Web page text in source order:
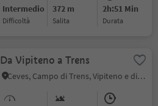
Intermedio
Difficoltà
372 m
Salita
2h:51 Min
durata
Da Vipiteno a Trens
Ceves, Campo di Trens, Vipiteno e dintorni